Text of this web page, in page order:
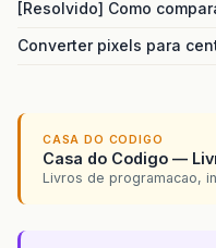
[Resolvido] Como
Converter pixels para
CASA DO CODIGO
Casa do Codigo —
Livros de programacao,